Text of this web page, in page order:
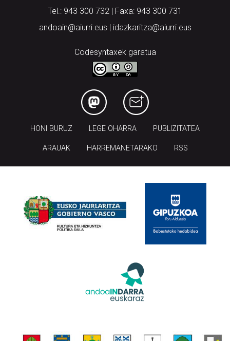
Tel.: 943 300 732 | Faxa: 943 300 731
andoain@aiurri.eus | idazkaritza@aiurri.eus
Codesyntaxek garatua
HONI BURUZ LEGE OHARRA PUBLIZITATEA
ARAUAK HARREMANETARAKO RSS